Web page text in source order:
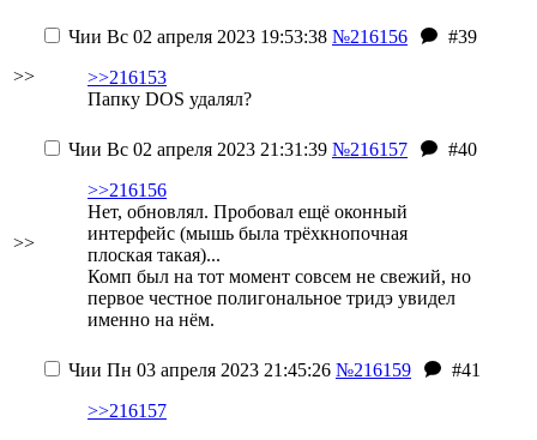
>>
Чии Вс 02 апреля 2023 19:53:38 №216156
#39
>>216153
Папку DOS удалял?
>>
Чии Вс 02 апреля 2023 21:31:39 №216157
#40
>>216156
Нет, обновлял. Пробовал ещё оконный
интерфейс (мышь была трёхкнопочная
плоская такая)...
Комп был на тот момент совсем не свежий, но
первое честное полигональное тридэ увидел
именно на нём.
Чии Пн 03 апреля 2023 21:45:26 №216159
#41
>>216157